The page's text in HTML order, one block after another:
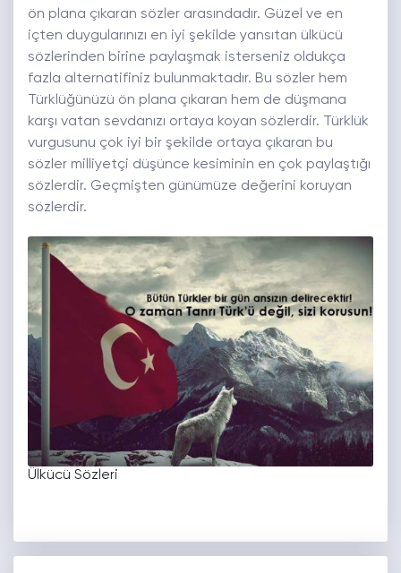
ön plana çıkaran sözler arasındadır. Güzel ve en
içten duygularınızı en iyi şekilde yansıtan ülkücü
sözlerinden birine paylaşmak isterseniz oldukça
fazla alternatifiniz bulunmaktadır. Bu sözler hem
Türklüğünüzü ön plana çıkaran hem de düşmana
karşı vatan sevdanızı ortaya koyan sözlerdir. Türklük
vurgusunu çok iyi bir şekilde ortaya çıkaran bu
sözler milliyetçi düşünce kesiminin en çok paylaştığı
sözlerdir. Geçmişten günümüze değerini koruyan
sözlerdir.
Ülkücü Sözleri